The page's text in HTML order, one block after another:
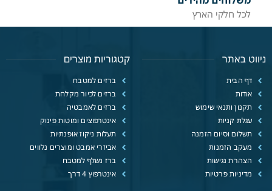
לכל חלקי הארץ
ניווט באתר
דף הבית
אודות
תקנון ותנאי שימוש
עגלת קניות
תשלום וסיום הזמנה
מעקב הזמנות
הצהרת נגישות
מדיניות פרטיות
קטגוריות מוצרים
ברזים למטבח
ברזים לכיור מקלחת
ברזים לאמבטיה
אינטרפוצים ומוטות פינוק
תעלות ניקוז אופנתיות
אביזרי אמבט ומוצרים נלווים
ברז נשלף למטבח
אינטרפוץ 4 דרך